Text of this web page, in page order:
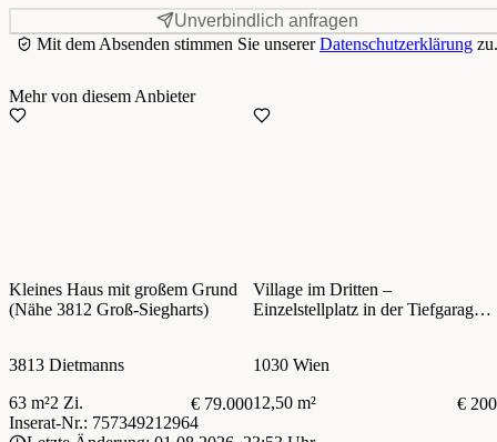
Unverbindlich anfragen
Mit dem Absenden stimmen Sie unsererDatenschutzerklärung zu.
Mehr von diesem Anbieter
Kleines Haus mit großem Grund
(Nähe 3812 Groß-Siegharts)
3813 Dietmanns
63 m²2 Zi. € 79.000
Village im Dritten –
Einzelstellplatz in der Tiefgarage –
1030 Wien
12,50 m²
€ 200
Inserat-Nr.: 757349212964